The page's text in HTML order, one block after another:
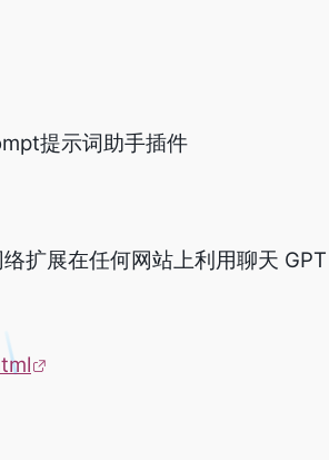
提示词助手插件
扩展在任何网站上利用聊天